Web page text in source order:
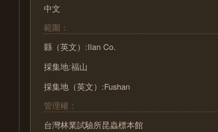
中文
範圍：
縣（英文）:Ilan Co.
採集地:福山
採集地（英文）:Fushan
管理權：
台灣林業試驗所昆蟲標本館